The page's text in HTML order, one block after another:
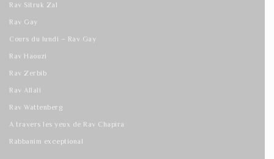
Rav Sitruk Zal
Rav Gay
Cours du lundi – Rav Gay
Rav Haouzi
Rav Zerbib
Rav Allali
Rav Wattenberg
A travers les yeux de Rav Chapira
Rabbanim exceptional